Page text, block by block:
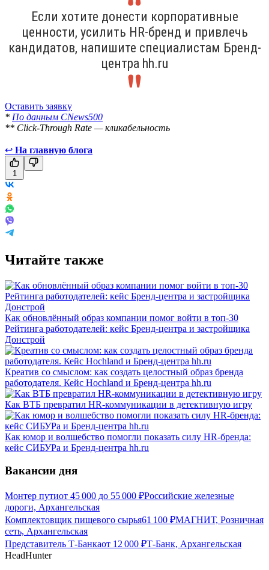
Если хотите донести корпоративные
ценности, усилить HR-бренд и привлечь
кандидатов, напишите специалистам Бренд-
центра hh.ru
Оставить заявку
* По данным CNews500
** Click-Through Rate — кликабельность
↩ На главную блога
1
Читайте также
Как обновлённый образ компании помог войти в топ-30
Рейтинга работодателей: кейс Бренд-центра и застройщика
Донстрой
Креатив со смыслом: как создать целостный образ бренда
работодателя. Кейс Hochland и Бренд-центра hh.ru
Как ВТБ превратил HR-коммуникации в детективную игру
Как юмор и волшебство помогли показать силу HR-бренда:
кейс СИБУРа и Бренд-центра hh.ru
Вакансии дня
Монтер путиот 45 000 до 55 000 ₽Российские железные
дороги, Архангельская
Комплектовщик пищевого сырья61 100 ₽МАГНИТ, Розничная
сеть, Архангельская
Представитель Т-Банкаот 12 000 ₽Т-Банк, Архангельская
HeadHunter